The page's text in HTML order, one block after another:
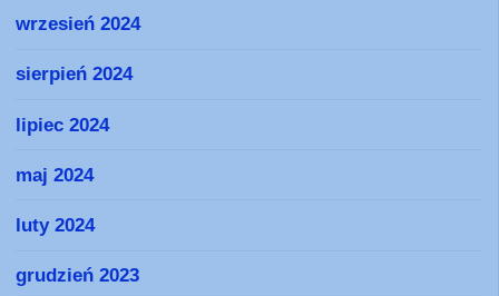
wrzesień 2024
sierpień 2024
lipiec 2024
maj 2024
luty 2024
grudzień 2023